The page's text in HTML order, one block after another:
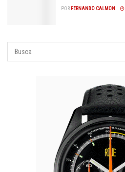
POR FERNANDO CALMON